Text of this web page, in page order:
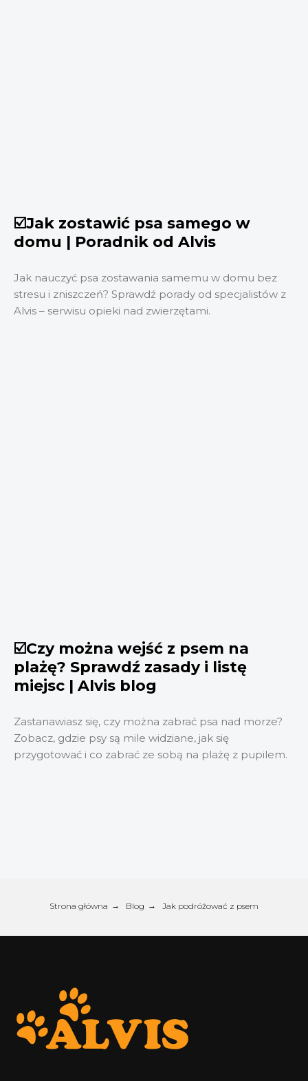
☑️Jak zostawić psa samego w
domu | Poradnik od Alvis
Jak nauczyć psa zostawania samemu w domu bez
stresu i zniszczeń? Sprawdź porady od specjalistów z
Alvis – serwisu opieki nad zwierzętami.
☑️Czy można wejść z psem na
plażę? Sprawdź zasady i listę
miejsc | Alvis blog
Zastanawiasz się, czy można zabrać psa nad morze?
Zobacz, gdzie psy są mile widziane, jak się
przygotować i co zabrać ze sobą na plażę z pupilem.
Strona główna → Blog → Jak podróżować z psem